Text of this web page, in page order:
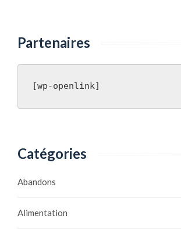
Partenaires
[wp-openlink]
Catégories
Abandons
Alimentation